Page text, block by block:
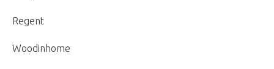
Regent
Woodinhome